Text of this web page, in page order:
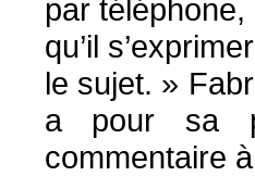
par
qu’il
le sujet. »
a pour sa
commentaire